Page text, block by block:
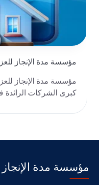
مؤسسة مدة الإنجاز
مؤسسة مدة الإنجاز
كبرى الشركات
مؤسسة مدة الإنجاز